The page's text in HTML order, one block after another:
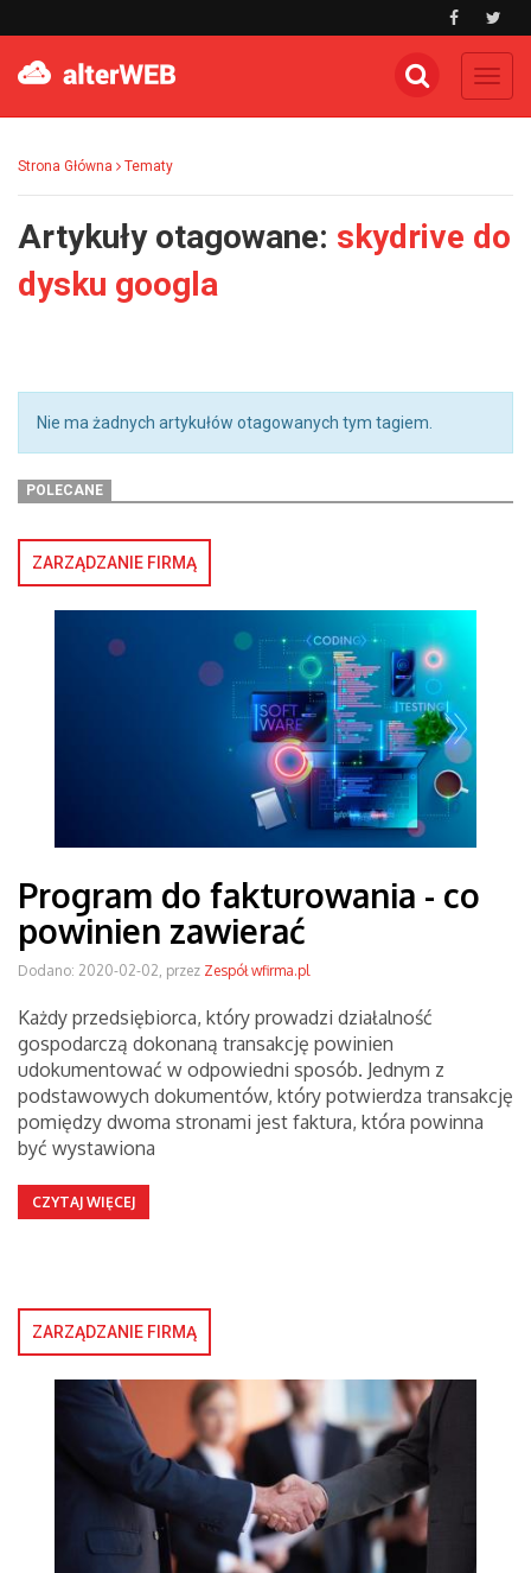
Strona Główna Tematy
Artykuły otagowane: skydrive do
dysku googla
Nie ma żadnych artykułów otagowanych tym tagiem.
POLECANE
ZARZĄDZANIE FIRMĄ
Program do fakturowania - co
powinien zawierać
Dodano: 2020-02-02, przez Zespół wfirma.pl
Każdy przedsiębiorca, który prowadzi działalność
gospodarczą dokonaną transakcję powinien
udokumentować w odpowiedni sposób. Jednym z
podstawowych dokumentów, który potwierdza transakcję
pomiędzy dwoma stronami jest faktura, która powinna
być wystawiona
CZYTAJ WIĘCEJ
ZARZĄDZANIE FIRMĄ